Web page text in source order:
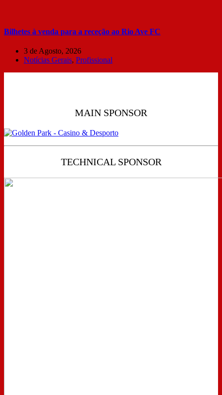
Bilhetes à venda para a receção ao Rio Ave FC
3 de Agosto, 2026
Notícias Gerais, Profissional
MAIN SPONSOR
TECHNICAL SPONSOR